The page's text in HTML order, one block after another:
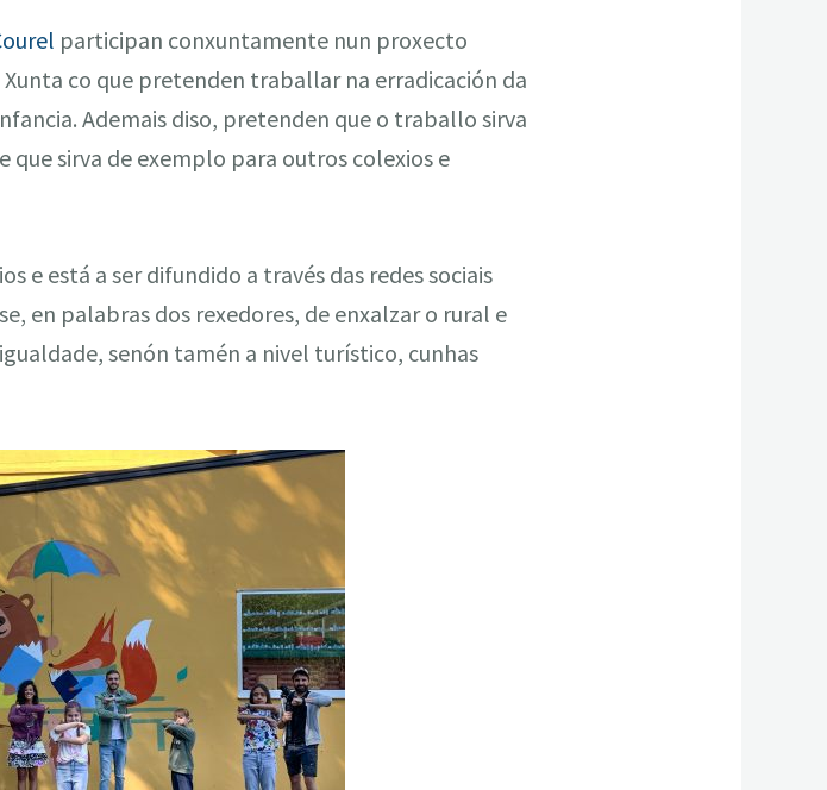
participan conxuntamente nun proxecto
co que pretenden traballar na erradicación da
Ademais diso, pretenden que o traballo sirva
sirva de exemplo para outros colexios e
e está a ser difundido a través das redes sociais
en palabras dos rexedores, de enxalzar o rural e
senón tamén a nivel turístico, cunhas